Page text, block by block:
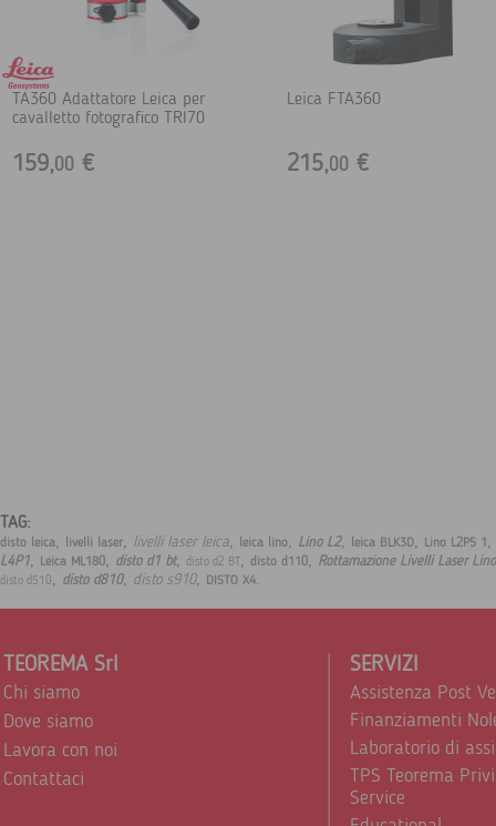
TA360 Adattatore Leica per
cavalletto fotografico TRI70
159,00 €
Leica FTA360
215,00 €
TAG:
disto leica, livelli laser, livelli laser leica, leica lino, Lino L2, leica BLK3D, Lino L2P5 1 ,
L4P1, Leica ML180, disto d1 bt, disto d2 BT , disto d110, Rottamazione Livelli Laser Lino
disto d510, disto d810, disto s910, DISTO X4.
TEOREMA Srl
Chi siamo
Dove siamo
Lavora con noi
Contattaci
SERVIZI
Assistenza Post
Finanziamenti
Laboratorio di
TPS Teorema
Service